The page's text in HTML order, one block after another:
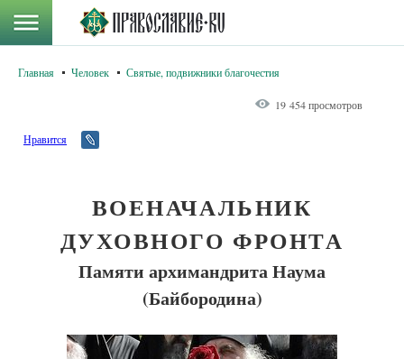
Главная Человек Святые, подвижники благочестия
19 454 просмотров
Нравится
ВОЕНАЧАЛЬНИК
ДУХОВНОГО ФРОНТА
Памяти архимандрита Наума
(Байбородина)